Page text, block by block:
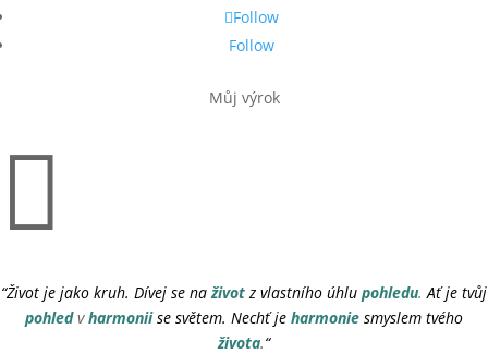
Follow
Follow
Můj výrok

“Život je jako kruh. Dívej se na život z vlastního úhlu pohledu.Ať je tvůj
pohledvharmonii se světem. Nechť je harmonie smyslem tvého
života.“